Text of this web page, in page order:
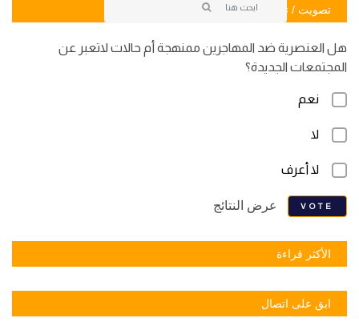
تصويت / تصويت
هل العنصرية ضد المهاجرين ممنهجة أم حالات لاتعبر عن
المجتمعات الجديدة؟
نعم
لا
لا أعرف
VOTE عرض النتائج
الأكثر قراءة
ابق على اتصال